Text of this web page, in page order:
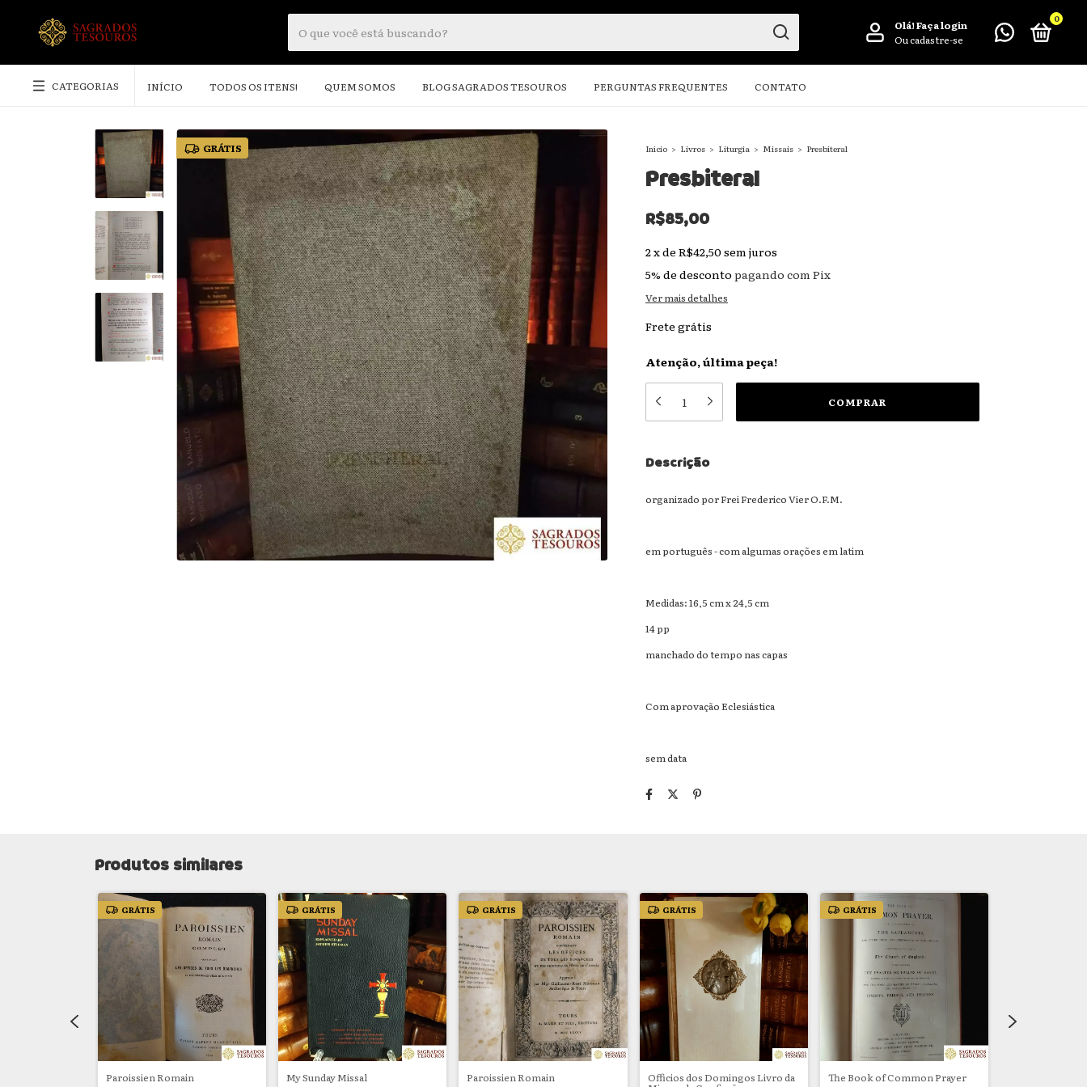
Olá!Faça login
Ou cadastre-se
0
CATEGORIAS INÍCIO TODOS OS ITENS! QUEM SOMOS BLOG SAGRADOS TESOUROS PERGUNTAS FREQUENTES CONTATO
GRÁTIS Início > Livros > Liturgia > Missais > Presbiteral
Presbiteral
R$85,00
2xde R$42,50 sem juros
5% de desconto pagando com Pix
Ver mais detalhes
Frete grátis
Atenção, última peça!
Descrição
organizado por Frei Frederico Vier O.F.M.
em português - com algumas orações em latim
Medidas: 16,5 cm x 24,5 cm
14 pp
manchado do tempo nas capas
Com aprovação Eclesiástica
sem data
Produtos similares
GRÁTIS
Paroissien Romain
GRÁTIS
My Sunday Missal
GRÁTIS
Paroissien Romain
GRÁTIS
Officios dos Domingos Livro da
GRÁTIS
The Book of Common Prayer